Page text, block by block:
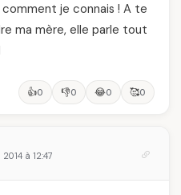
je connais ! A te
ma mère, elle parle tout
👍0 👎0 😂0 🥰0
2014 à 12:47